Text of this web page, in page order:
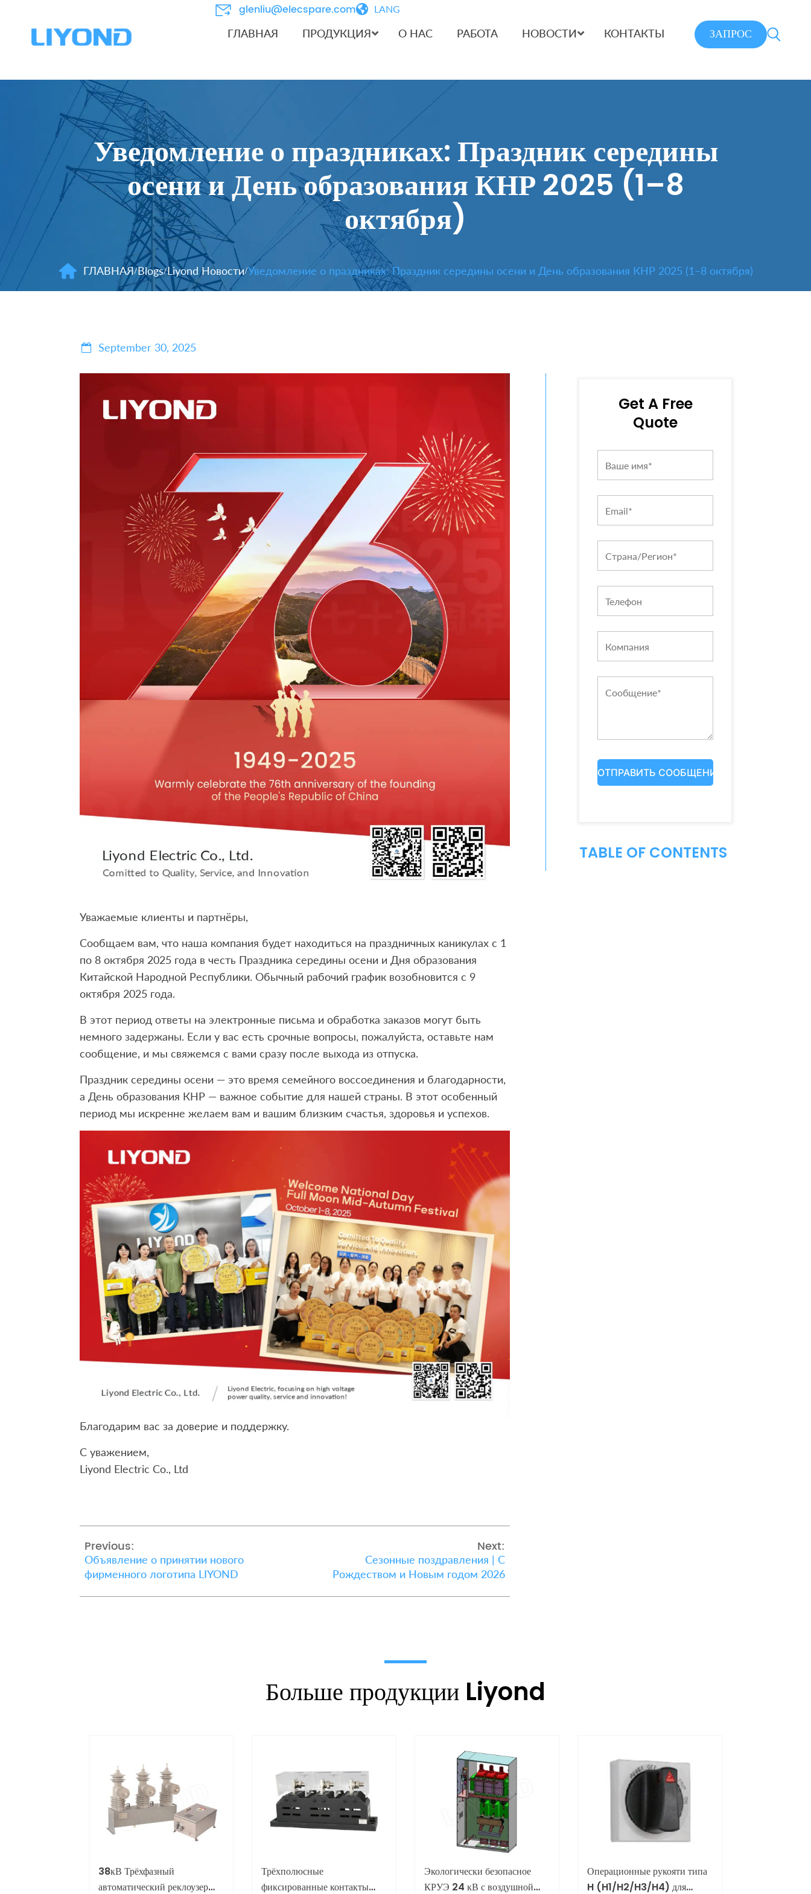
glenliu@elecspare.com LANG
ГЛАВНАЯ ПРОДУКЦИЯ О НАС РАБОТА НОВОСТИ КОНТАКТЫ ЗАПРОС
Уведомление о праздниках: Праздник середины
осени и День образования КНР 2025 (1–8
октября)
ГЛАВНАЯ/Blogs/Liyond Новости/Уведомление о праздниках: Праздник середины осени и День образования КНР 2025 (1–8 октября)
September 30, 2025
Уважаемые клиенты и партнёры,
Сообщаем вам, что наша компания будет находиться на праздничных каникулах с 1
по 8 октября 2025 года в честь Праздника середины осени и Дня образования
Китайской Народной Республики. Обычный рабочий график возобновится с 9
октября 2025 года.
В этот период ответы на электронные письма и обработка заказов могут быть
немного задержаны. Если у вас есть срочные вопросы, пожалуйста, оставьте нам
сообщение, и мы свяжемся с вами сразу после выхода из отпуска.
Праздник середины осени — это время семейного воссоединения и благодарности,
а День образования КНР — важное событие для нашей страны. В этот особенный
период мы искренне желаем вам и вашим близким счастья, здоровья и успехов.
Благодарим вас за доверие и поддержку.
С уважением,
Liyond Electric Co., Ltd
Previous:
Объявление о принятии нового
фирменного логотипа LIYOND
Next:
Сезонные поздравления | С
Рождеством и Новым годом 2026
Get A Free
Quote
TABLE OF CONTENTS
Больше продукции Liyond
38кВ Трёхфазный
автоматический реклоузер
Трёхполюсные
фиксированные контакты
Экологически безопасное
КРУЭ 24 кВ с воздушной
Операционные рукояти типа
H (H1/H2/H3/H4) для